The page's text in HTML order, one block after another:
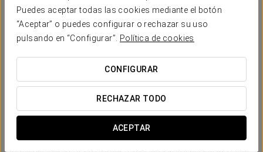
Puedes aceptar todas las cookies mediante el botón
“Aceptar” o puedes configurar o rechazar su uso
pulsando en “Configurar”.
Política de cookies
CONFIGURAR
RECHAZAR TODO
ACEPTAR
50 €
Masaje relajante de cabeza 30 min
Consigue atenuar las tensiones musculares del cráneo,
cervicales y mandíbula con este masaje, favoreciendo la
relajación, el descanso y bienestar.
Disfruta de un momento para ti añadiendo esta experiencia
durante el proceso de reserva de tu estancia. Una vez